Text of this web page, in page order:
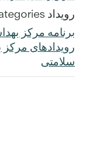
رویداد Categories:
برنامه مرکز
رویدادهای
سلامتی